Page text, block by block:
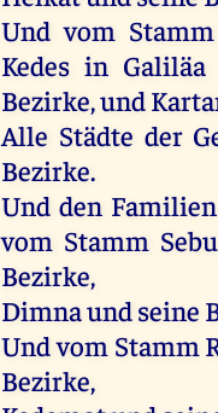
Und vom Stamm
Kedes in Galiläa
Bezirke,und
Alle Städte der
Bezirke.
Und den
vom Stamm
Bezirke,
Dimnaund seine
Und vom Stamm
Bezirke,